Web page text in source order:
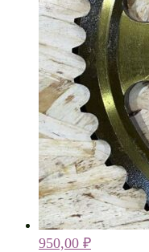
950,00 ₽